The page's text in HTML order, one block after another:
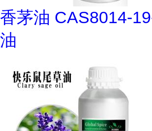
香茅油 CAS8014-
油